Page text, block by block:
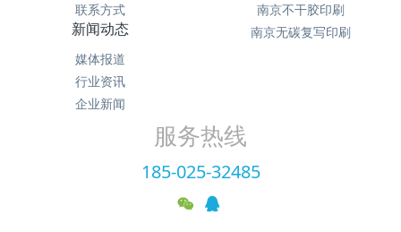
联系方式
南京不干胶印刷
南京无碳复写印刷
新闻动态
媒体报道
行业资讯
企业新闻
服务热线
185-025-32485